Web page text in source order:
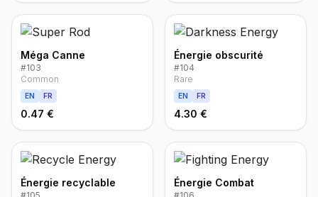
Méga Canne
#103
Common
EN FR
0.47 €
Énergie obscurité
#104
Rare
EN FR
4.30 €
Énergie recyclable Énergie Combat